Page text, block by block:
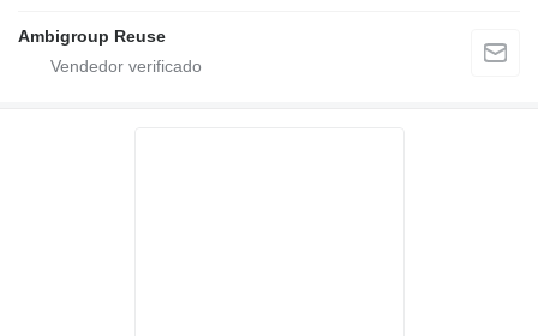
Ambigroup Reuse